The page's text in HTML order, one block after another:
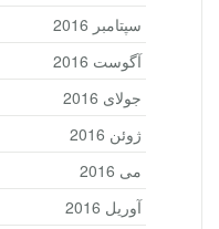
سپتامبر 2016
آگوست 2016
جولای 2016
ژوئن 2016
می 2016
آوریل 2016